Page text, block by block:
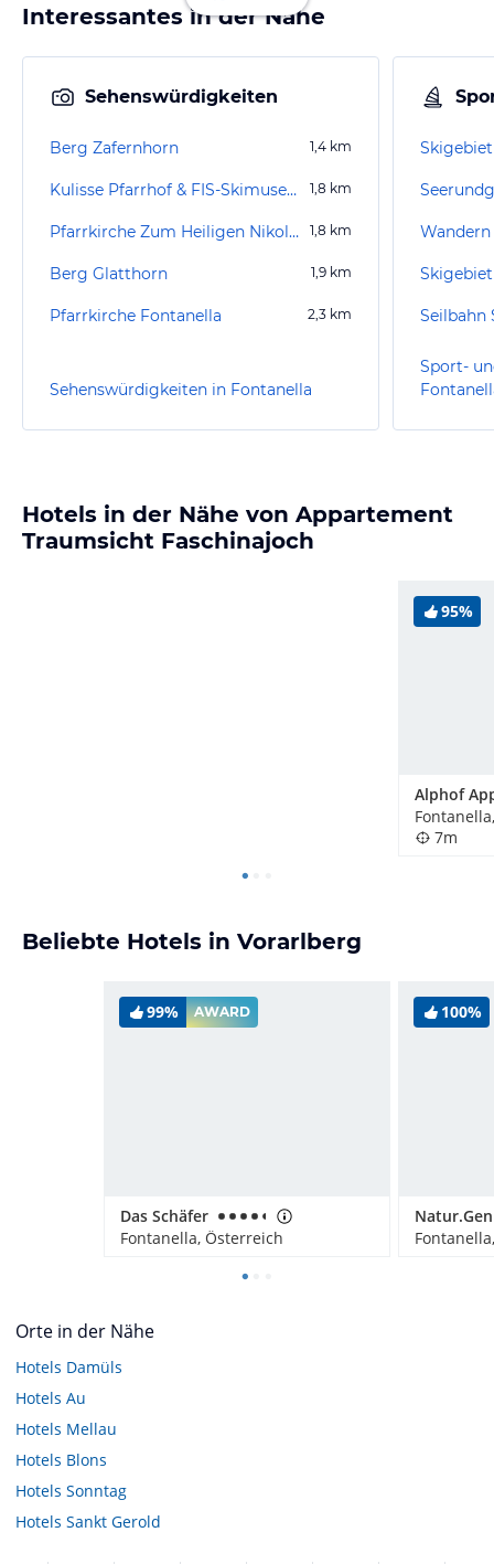
Interessantes in der Nähe
Sehenswürdigkeiten
Berg Zafernhorn 1,4 km
Kulisse Pfarrhof & FIS-Skimuseum 1,8 km
Pfarrkirche Zum Heiligen Nikolaus 1,8 km
Berg Glatthorn 1,9 km
Pfarrkirche Fontanella 2,3 km
Sehenswürdigkeiten in Fontanella
Seilbahn
Sport-
Hotels in der Nähe von Appartement
Traumsicht Faschinajoch
95%
7m
Beliebte Hotels in Vorarlberg
99% AWARD
Das Schäfer
Fontanella, Österreich
100%
Orte in der Nähe
Hotels Damüls
Hotels Au
Hotels Mellau
Hotels Blons
Hotels Sonntag
Hotels Sankt Gerold